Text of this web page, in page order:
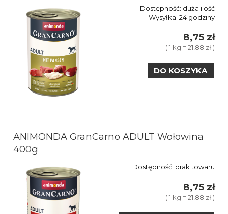
Dostępność: duża ilość
Wysyłka: 24 godziny
8,75 zł
( 1 kg = 21,88 zł )
DO KOSZYKA
ANIMONDA GranCarno ADULT Wołowina
400g
Dostępność: brak towaru
8,75 zł
( 1 kg = 21,88 zł )